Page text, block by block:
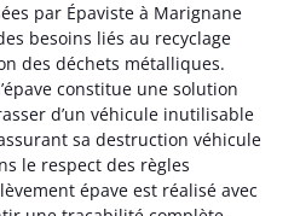
par Épaviste à Marignane
besoins liés au recyclage
des déchets métalliques.
constitue une solution
d’un véhicule inutilisable
sa destruction véhicule
le respect des règles
épave est réalisé avec